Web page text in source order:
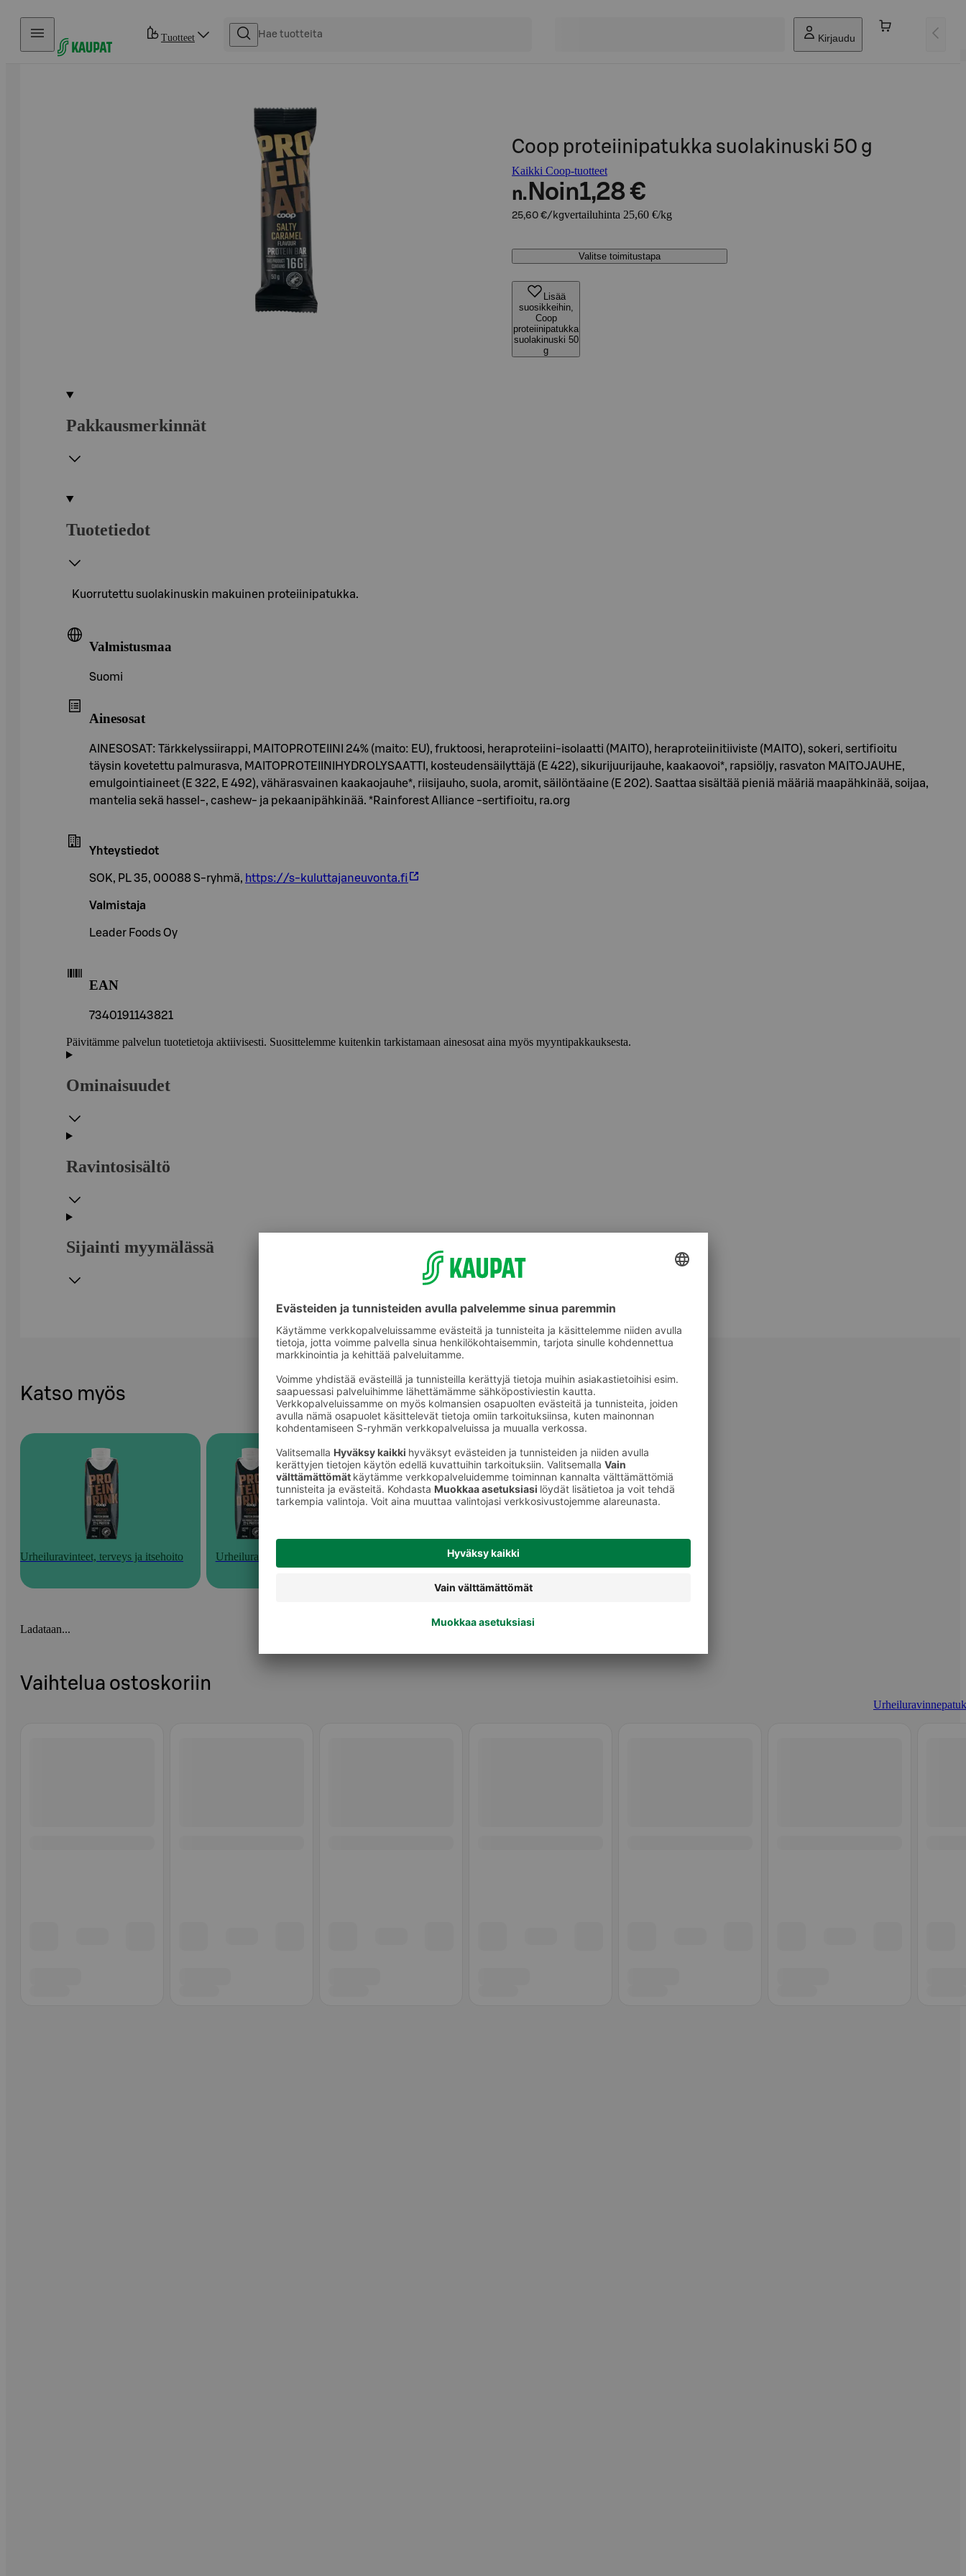
Hyppää sisältöön
Tuotteet Kirjaudu
Coop proteiinipatukka suolakinuski 50 g
Kaikki Coop-tuotteet
n. Noin1,28 €
25,60 €/kgvertailuhinta 25,60 €/kg
Valitse toimitustapa
Lisää
suosikkeihin,
Coop
proteiinipatukka
suolakinuski 50
g
Pakkausmerkinnät
Tuotetiedot
Kuorrutettu suolakinuskin makuinen proteiinipatukka.
Valmistusmaa
Suomi
Ainesosat
AINESOSAT: Tärkkelyssiirappi, MAITOPROTEIINI 24% (maito: EU), fruktoosi, heraproteiini-isolaatti (MAITO), heraproteiinitiiviste (MAITO), sokeri, sertifioitu
täysin kovetettu palmurasva, MAITOPROTEIINIHYDROLYSAATTI, kosteudensäilyttäjä (E 422), sikurijuurijauhe, kaakaovoi*, rapsiöljy, rasvaton MAITOJAUHE,
emulgointiaineet (E 322, E 492), vähärasvainen kaakaojauhe*, riisijauho, suola, aromit, säilöntäaine (E 202). Saattaa sisältää pieniä määriä maapähkinää, soijaa,
mantelia sekä hassel-, cashew- ja pekaanipähkinää. *Rainforest Alliance -sertifioitu, ra.org
Yhteystiedot
SOK, PL 35, 00088 S-ryhmä, https://s-kuluttajaneuvonta.fi
Valmistaja
Leader Foods Oy
EAN
7340191143821
Päivitämme palvelun tuotetietoja aktiivisesti. Suosittelemme kuitenkin tarkistamaan ainesosat aina myös myyntipakkauksesta.
Ominaisuudet
Ravintosisältö
Sijainti myymälässä
Katso myös
Urheiluravinteet, terveys ja itsehoito Urheiluravinteet Urheiluravinnepatukat
Ladataan...
Vaihtelua ostoskoriin